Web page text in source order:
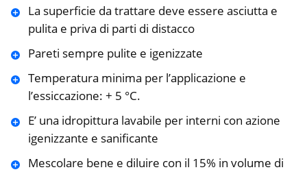
La superficie da trattare deve essere asciutta e
pulita e priva di parti di distacco
Pareti sempre pulite e igenizzate
Temperatura minima per l’applicazione e
l’essiccazione: + 5 °C.
E’ una idropittura lavabile per interni con azione
igenizzante e sanificante
Mescolare bene e diluire con il 15% in volume di